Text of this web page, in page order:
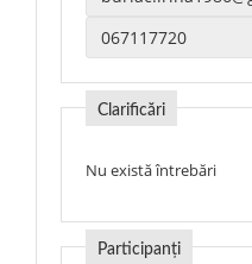
Clarificări
Nu există întrebări
Participanți